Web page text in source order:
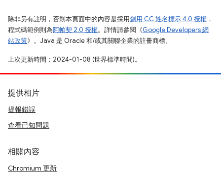
除非另有註明，否則本頁面中的內容是採用創用 CC 姓名標示 4.0 授權 ，
程式碼範例則為阿帕契 2.0 授權。詳情請參閱《Google Developers 網
站政策》。Java 是 Oracle 和/或其關聯企業的註冊商標。
上次更新時間：2024-01-08 (世界標準時間)。
提供相片
提報錯誤
查看已知問題
相關內容
Chromium 更新